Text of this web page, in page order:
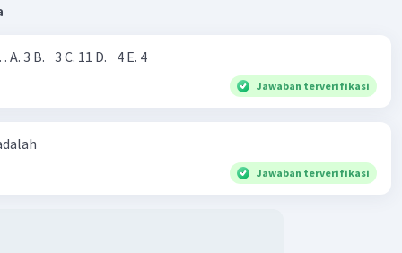
Nilai dari |−7+4|=… A. 3 B. −3 C. 11 D. −4 E. 4
Jawaban terverifikasi
Jawaban terverifikasi